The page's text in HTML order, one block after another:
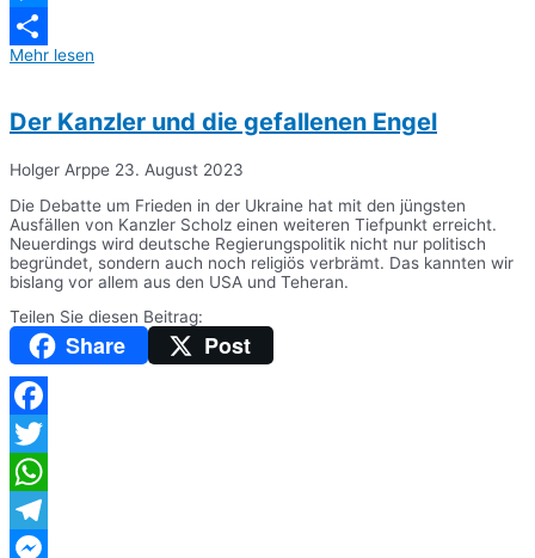
Messenger
Teilen
Mehr lesen
Der Kanzler und die gefallenen Engel
Holger Arppe 23. August 2023
Die Debatte um Frieden in der Ukraine hat mit den jüngsten
Ausfällen von Kanzler Scholz einen weiteren Tiefpunkt erreicht.
Neuerdings wird deutsche Regierungspolitik nicht nur politisch
begründet, sondern auch noch religiös verbrämt. Das kannten wir
bislang vor allem aus den USA und Teheran.
Teilen Sie diesen Beitrag:
Share Post
Facebook
Twitter
WhatsApp
Telegram